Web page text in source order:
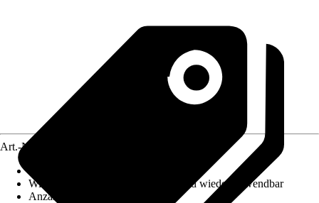
Art.-Nr.
Wiederverwendbarkeit
Ablösbar und wiederverwendbar
Anzahl Sticker-Teile